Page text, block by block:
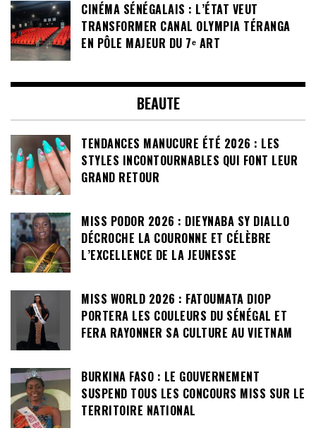
CINÉMA SÉNÉGALAIS : L’ÉTAT VEUT
TRANSFORMER CANAL OLYMPIA TÉRANGA
EN PÔLE MAJEUR DU 7ᵉ ART
BEAUTE
TENDANCES MANUCURE ÉTÉ 2026 : LES
STYLES INCONTOURNABLES QUI FONT LEUR
GRAND RETOUR
MISS PODOR 2026 : DIEYNABA SY DIALLO
DÉCROCHE LA COURONNE ET CÉLÈBRE
L’EXCELLENCE DE LA JEUNESSE
MISS WORLD 2026 : FATOUMATA DIOP
PORTERA LES COULEURS DU SÉNÉGAL ET
FERA RAYONNER SA CULTURE AU VIETNAM
BURKINA FASO : LE GOUVERNEMENT
SUSPEND TOUS LES CONCOURS MISS SUR LE
TERRITOIRE NATIONAL